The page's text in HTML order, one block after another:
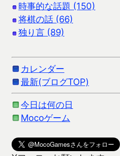
時事的な話題 (150)
将棋の話 (66)
独り言 (89)
カレンダー
最新(ブログTOP)
今日は何の日
Mocoゲーム